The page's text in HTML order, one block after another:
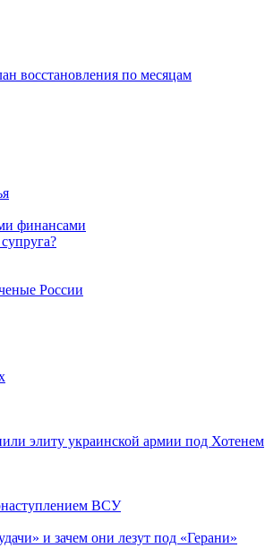
восстановления по месяцам
финансами
России
элиту украинской армии под Хотенем
ВСУ
и зачем они лезут под «Герани»